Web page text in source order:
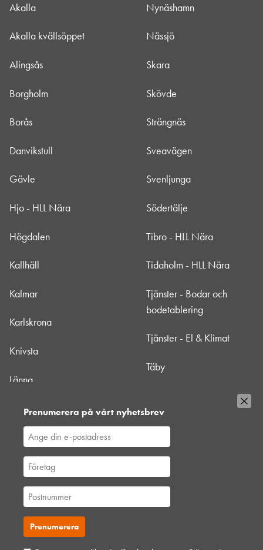
Prenumerera på vårt nyhetsbrev
Akalla
Akalla kvällsöppet
Alingsås
Borgholm
Borås
Danvikstull
Gävle
Hjo - HLL Nära
Högdalen
Kallhäll
Kalmar
Karlskrona
Knivsta
Länna
Mörbylånga - HLL Nära
Nacka
Norrtälje
Nynäshamn
Nässjö
Skara
Skövde
Strängnäs
Sveavägen
Svenljunga
Södertälje
Tibro - HLL Nära
Tidaholm - HLL Nära
Tjänster - Bodar och
bodetablering
Tjänster - El & Klimat
Täby
Värtan